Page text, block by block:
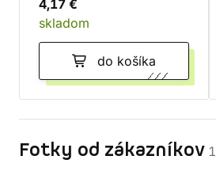
4,17 €
skladom
do košíka
Fotky od zákazníkov 1